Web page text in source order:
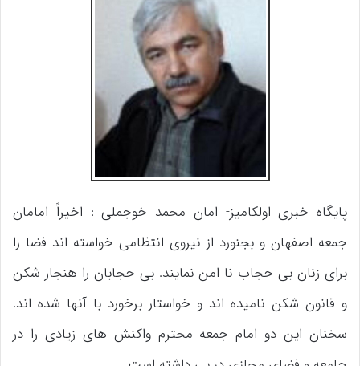
پایگاه خبری اولکامیز- امان محمد خوجملی : اخیراً امامان
جمعه اصفهان و بجنورد از نیروی انتظامی خواسته اند فضا را
برای زنان بی حجاب نا امن نمایند. بی حجابان را هنجار شکن
و قانون شکن نامیده اند و خواستار برخورد با آنها شده اند.
سخنان این دو امام جمعه محترم واکنش های زیادی را در